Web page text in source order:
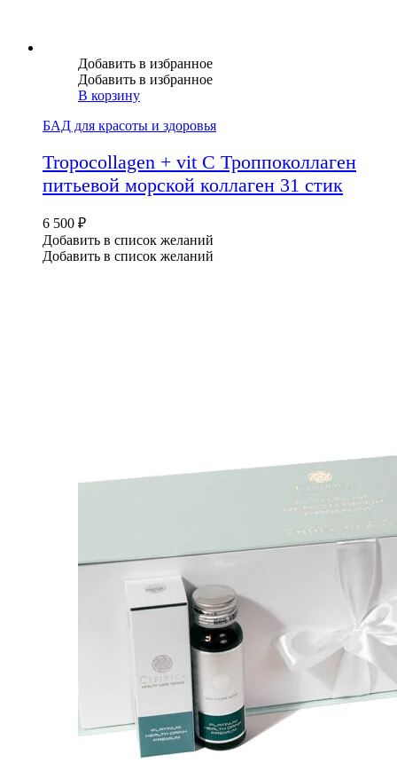
Добавить в избранное
Добавить в избранное
В корзину
БАД для красоты и здоровья
Tropocollagen + vit C Троппоколлаген
питьевой морской коллаген 31 стик
6 500 ₽
Добавить в список желаний
Добавить в список желаний